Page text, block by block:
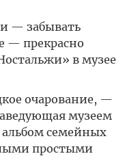
— забывать
— прекрасно
в музее
очарование, —
музеем
семейных
простыми